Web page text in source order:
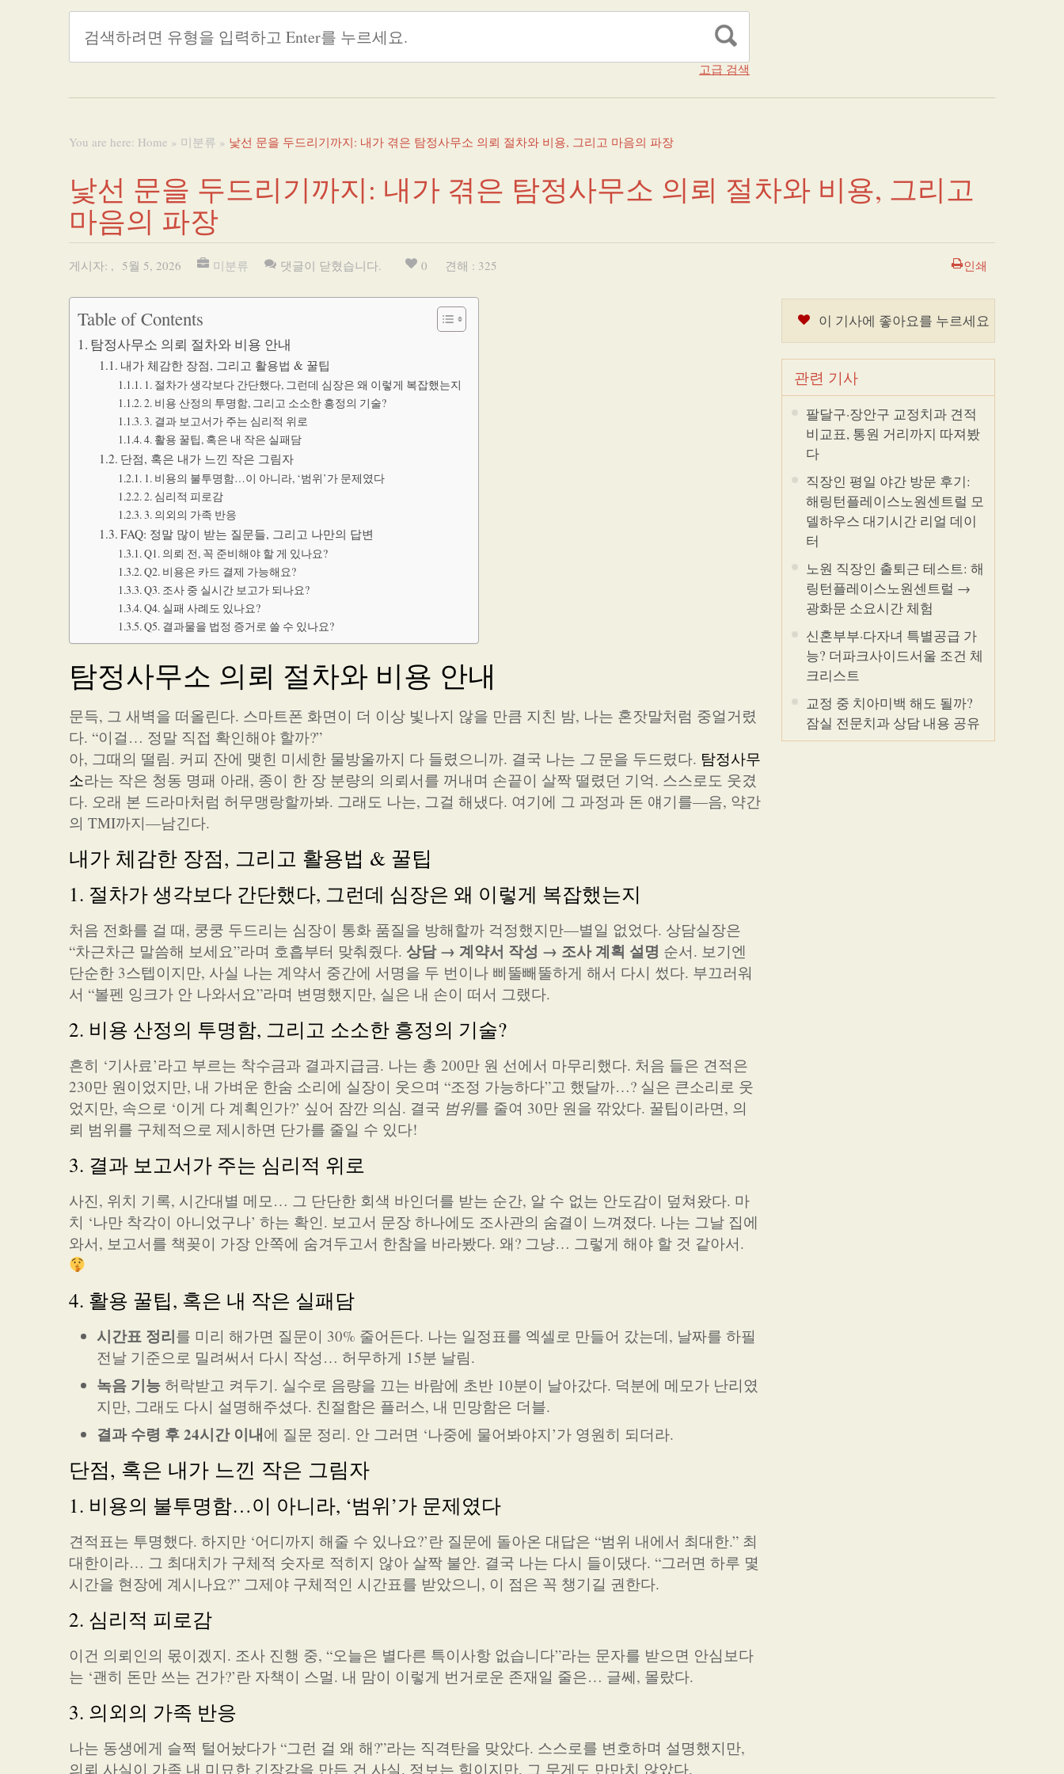
고급 검색
You are here: Home » 미분류 » 낯선 문을 두드리기까지: 내가 겪은 탐정사무소 의뢰 절차와 비용, 그리고 마음의 파장
낯선 문을 두드리기까지: 내가 겪은 탐정사무소 의뢰 절차와 비용, 그리고
마음의 파장
게시자: , 5월 5, 2026 미분류 댓글이 닫혔습니다. 0 견해 : 325 인쇄
Table of Contents
탐정사무소 의뢰 절차와 비용 안내
내가 체감한 장점, 그리고 활용법 & 꿀팁
1. 절차가 생각보다 간단했다, 그런데 심장은 왜 이렇게 복잡했는지
2. 비용 산정의 투명함, 그리고 소소한 흥정의 기술?
3. 결과 보고서가 주는 심리적 위로
4. 활용 꿀팁, 혹은 내 작은 실패담
단점, 혹은 내가 느낀 작은 그림자
1. 비용의 불투명함…이 아니라, ‘범위’가 문제였다
2. 심리적 피로감
3. 의외의 가족 반응
FAQ: 정말 많이 받는 질문들, 그리고 나만의 답변
Q1. 의뢰 전, 꼭 준비해야 할 게 있나요?
Q2. 비용은 카드 결제 가능해요?
Q3. 조사 중 실시간 보고가 되나요?
Q4. 실패 사례도 있나요?
Q5. 결과물을 법정 증거로 쓸 수 있나요?
탐정사무소 의뢰 절차와 비용 안내
문득, 그 새벽을 떠올린다. 스마트폰 화면이 더 이상 빛나지 않을 만큼 지친 밤, 나는 혼잣말처럼 중얼거렸
다. “이걸… 정말 직접 확인해야 할까?”
아, 그때의 떨림. 커피 잔에 맺힌 미세한 물방울까지 다 들렸으니까. 결국 나는 그 문을 두드렸다. 탐정사무
소라는 작은 청동 명패 아래, 종이 한 장 분량의 의뢰서를 꺼내며 손끝이 살짝 떨렸던 기억. 스스로도 웃겼
다. 오래 본 드라마처럼 허무맹랑할까봐. 그래도 나는, 그걸 해냈다. 여기에 그 과정과 돈 얘기를—음, 약간
의 TMI까지—남긴다.
내가 체감한 장점, 그리고 활용법 & 꿀팁
1. 절차가 생각보다 간단했다, 그런데 심장은 왜 이렇게 복잡했는지
처음 전화를 걸 때, 쿵쿵 두드리는 심장이 통화 품질을 방해할까 걱정했지만—별일 없었다. 상담실장은
“차근차근 말씀해 보세요”라며 호흡부터 맞춰줬다. 상담 → 계약서 작성 → 조사 계획 설명 순서. 보기엔
단순한 3스텝이지만, 사실 나는 계약서 중간에 서명을 두 번이나 삐뚤빼뚤하게 해서 다시 썼다. 부끄러워
서 “볼펜 잉크가 안 나와서요”라며 변명했지만, 실은 내 손이 떠서 그랬다.
2. 비용 산정의 투명함, 그리고 소소한 흥정의 기술?
흔히 ‘기사료’라고 부르는 착수금과 결과지급금. 나는 총 200만 원 선에서 마무리했다. 처음 들은 견적은
230만 원이었지만, 내 가벼운 한숨 소리에 실장이 웃으며 “조정 가능하다”고 했달까…? 실은 큰소리로 웃
었지만, 속으로 ‘이게 다 계획인가?’ 싶어 잠깐 의심. 결국 범위를 줄여 30만 원을 깎았다. 꿀팁이라면, 의
뢰 범위를 구체적으로 제시하면 단가를 줄일 수 있다!
3. 결과 보고서가 주는 심리적 위로
사진, 위치 기록, 시간대별 메모… 그 단단한 회색 바인더를 받는 순간, 알 수 없는 안도감이 덮쳐왔다. 마
치 ‘나만 착각이 아니었구나’ 하는 확인. 보고서 문장 하나에도 조사관의 숨결이 느껴졌다. 나는 그날 집에
와서, 보고서를 책꽂이 가장 안쪽에 숨겨두고서 한참을 바라봤다. 왜? 그냥… 그렇게 해야 할 것 같아서.
4. 활용 꿀팁, 혹은 내 작은 실패담
시간표 정리를 미리 해가면 질문이 30% 줄어든다. 나는 일정표를 엑셀로 만들어 갔는데, 날짜를 하필
전날 기준으로 밀려써서 다시 작성… 허무하게 15분 날림.
녹음 기능 허락받고 켜두기. 실수로 음량을 끄는 바람에 초반 10분이 날아갔다. 덕분에 메모가 난리였
지만, 그래도 다시 설명해주셨다. 친절함은 플러스, 내 민망함은 더블.
결과 수령 후 24시간 이내에 질문 정리. 안 그러면 ‘나중에 물어봐야지’가 영원히 되더라.
단점, 혹은 내가 느낀 작은 그림자
1. 비용의 불투명함…이 아니라, ‘범위’가 문제였다
견적표는 투명했다. 하지만 ‘어디까지 해줄 수 있나요?’란 질문에 돌아온 대답은 “범위 내에서 최대한.” 최
대한이라… 그 최대치가 구체적 숫자로 적히지 않아 살짝 불안. 결국 나는 다시 들이댔다. “그러면 하루 몇
시간을 현장에 계시나요?” 그제야 구체적인 시간표를 받았으니, 이 점은 꼭 챙기길 권한다.
2. 심리적 피로감
이건 의뢰인의 몫이겠지. 조사 진행 중, “오늘은 별다른 특이사항 없습니다”라는 문자를 받으면 안심보다
는 ‘괜히 돈만 쓰는 건가?’란 자책이 스멀. 내 맘이 이렇게 번거로운 존재일 줄은… 글쎄, 몰랐다.
3. 의외의 가족 반응
나는 동생에게 슬쩍 털어놨다가 “그런 걸 왜 해?”라는 직격탄을 맞았다. 스스로를 변호하며 설명했지만,
의뢰 사실이 가족 내 미묘한 긴장감을 만든 건 사실. 정보는 힘이지만, 그 무게도 만만치 않았다.
이 기사에 좋아요를 누르세요
관련 기사
팔달구·장안구 교정치과 견적
비교표, 통원 거리까지 따져봤
다
직장인 평일 야간 방문 후기:
해링턴플레이스노원센트럴 모
델하우스 대기시간 리얼 데이
터
노원 직장인 출퇴근 테스트: 해
링턴플레이스노원센트럴 →
광화문 소요시간 체험
신혼부부·다자녀 특별공급 가
능? 더파크사이드서울 조건 체
크리스트
교정 중 치아미백 해도 될까?
잠실 전문치과 상담 내용 공유